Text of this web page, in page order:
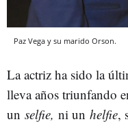
Paz Vega y su marido Orson.
La actriz ha sido la
lleva años triunfando
un selfie, ni un helfie,